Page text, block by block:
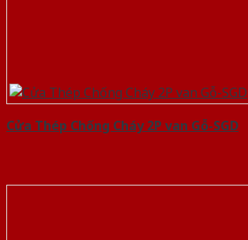
Cửa Thép Chống Cháy 2P van Gỗ-SGD